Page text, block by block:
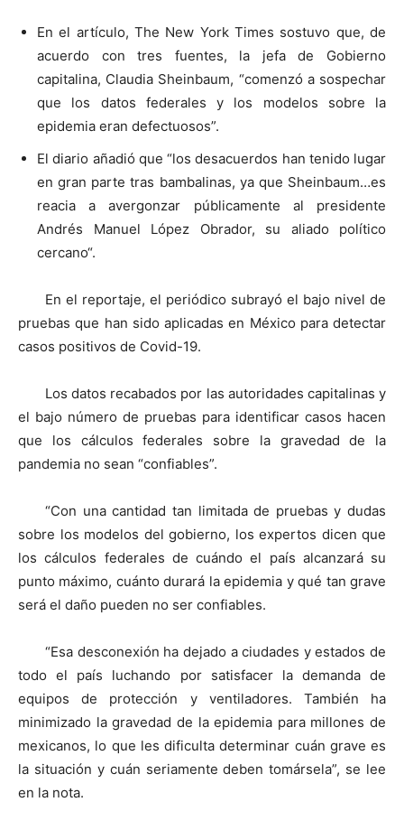
En el artículo, The New York Times sostuvo que, de
acuerdo con tres fuentes, la jefa de Gobierno
capitalina, Claudia Sheinbaum, “comenzó a sospechar
que los datos federales y los modelos sobre la
epidemia eran defectuosos”.
El diario añadió que “los desacuerdos han tenido lugar
en gran parte tras bambalinas, ya que Sheinbaum…es
reacia a avergonzar públicamente al presidente
Andrés Manuel López Obrador, su aliado político
cercano“.
En el reportaje, el periódico subrayó el bajo nivel de
pruebas que han sido aplicadas en México para detectar
casos positivos de Covid-19.
Los datos recabados por las autoridades capitalinas y
el bajo número de pruebas para identificar casos hacen
que los cálculos federales sobre la gravedad de la
pandemia no sean “confiables”.
“Con una cantidad tan limitada de pruebas y dudas
sobre los modelos del gobierno, los expertos dicen que
los cálculos federales de cuándo el país alcanzará su
punto máximo, cuánto durará la epidemia y qué tan grave
será el daño pueden no ser confiables.
“Esa desconexión ha dejado a ciudades y estados de
todo el país luchando por satisfacer la demanda de
equipos de protección y ventiladores. También ha
minimizado la gravedad de la epidemia para millones de
mexicanos, lo que les dificulta determinar cuán grave es
la situación y cuán seriamente deben tomársela”, se lee
en la nota.